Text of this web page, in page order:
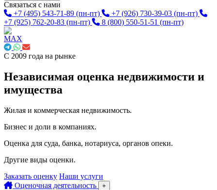
Связаться с нами
+7 (495) 543-71-89 (пн-пт) +7 (926) 730-39-03 (пн-пт)
+7 (925) 762-20-83 (пн-пт) 8 (800) 550-51-51 (пн-пт)
С 2009 года на рынке
Независимая оценка недвижимости и
имущества
Жилая и коммерческая недвижимость.
Бизнес и доли в компаниях.
Оценка для суда, банка, нотариуса, органов опеки.
Другие виды оценки.
Заказать оценку Наши услуги
Оценочная деятельность
+